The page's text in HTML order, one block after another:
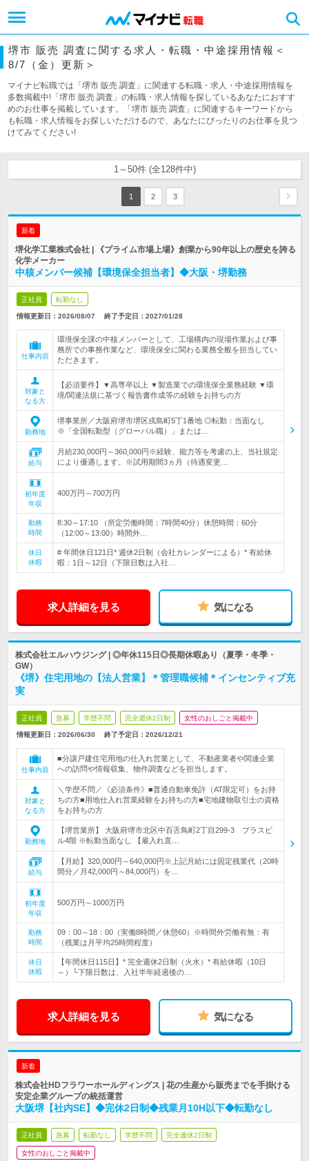
堺市 販売 調査に関する求人・転職・中途採用情報＜
8/7（金）更新＞
マイナビ転職では「堺市 販売 調査」に関連する転職・求人・中途採用情報を
多数掲載中!「堺市 販売 調査」の転職・求人情報を探しているあなたにおすす
めのお仕事を掲載しています。「堺市 販売 調査」に関連するキーワードから
も転職・求人情報をお探しいただけるので、あなたにぴったりのお仕事を見つ
けてみてください!
1～50件 (全128件中)
1 2 3
新着
堺化学工業株式会社 | 《プライム市場上場》創業から90年以上の歴史を誇る
化学メーカー
中核メンバー候補【環境保全担当者】◆大阪・堺勤務
正社員 転勤なし
情報更新日：2026/08/07 終了予定日： 2027/01/28
仕事内容
環境保全課の中核メンバーとして、工場構内の現場作業および事
務所での事務作業など、環境保全に関わる業務全般を担当してい
ただきます。
対象と
なる方
【必須要件】▼高専卒以上 ▼製造業での環境保全業務経験 ▼環
境/関連法規に基づく報告書作成等の経験をお持ちの方
勤務地
堺事業所／大阪府堺市堺区戎島町5丁1番地 ◎転勤：当面なし
※「全国転勤型（グローバル職）」または…
給与
月給230,000円～360,000円※経験、能力等を考慮の上、当社規定
により優遇します。※試用期間3ヵ月（待遇変更…
初年度
年収
400万円～700万円
勤務
時間
8:30～17:10 （所定労働時間：7時間40分）休憩時間：60分
（12:00～13:00）時間外…
休日
休暇
# 年間休日121日* 週休2日制（会社カレンダーによる）* 有給休
暇：1日～12日（下限日数は入社…
求人詳細を見る 気になる
株式会社エルハウジング | ◎年休115日◎長期休暇あり（夏季・冬季・
GW）
《堺》住宅用地の【法人営業】＊管理職候補＊インセンティブ充
実
正社員 急募 学歴不問 完全週休2日制 女性のおしごと掲載中
情報更新日：2026/06/30 終了予定日： 2026/12/21
仕事内容
■分譲戸建住宅用地の仕入れ営業として、不動産業者や関連企業
への訪問や情報収集、物件調査などを担当します。
対象と
なる方
＼学歴不問／《必須条件》■普通自動車免許（AT限定可）をお持
ちの方■用地仕入れ営業経験をお持ちの方■宅地建物取引士の資格
をお持ちの方
勤務地
【堺営業所】 大阪府堺市北区中百舌鳥町2丁目299-3 プラスビ
ル4階 ※転勤当面なし 【雇入れ直…
給与
【月給】320,000円～640,000円※上記月給には固定残業代（20時
間分／月42,000円～84,000円）を…
初年度
年収
500万円～1000万円
勤務
時間
09：00～18：00（実働8時間／休憩60）※時間外労働有無：有
（残業は月平均25時間程度）
休日
休暇
【年間休日115日】* 完全週休2日制（火水）* 有給休暇（10日
～）└下限日数は、入社半年経過後の…
求人詳細を見る 気になる
新着
株式会社HDフラワーホールディングス | 花の生産から販売までを手掛ける
安定企業グループの統括運営
大阪堺【社内SE】◆完休2日制◆残業月10H以下◆転勤なし
正社員 急募 転勤なし 学歴不問 完全週休2日制
女性のおしごと掲載中